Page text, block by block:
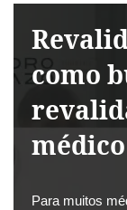
como
Para muitos